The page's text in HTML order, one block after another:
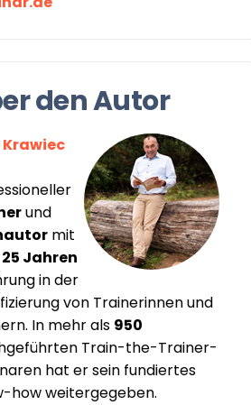
den Autor
und
mit
25 Jahren
in der
von Trainerinnen und
In mehr als 950
Train-the-Trainer-
hat er sein fundiertes
how weitergegeben.